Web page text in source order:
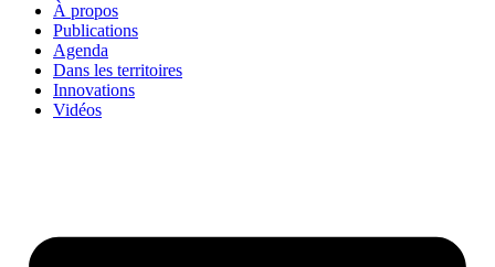
À propos
Publications
Agenda
Dans les territoires
Innovations
Vidéos